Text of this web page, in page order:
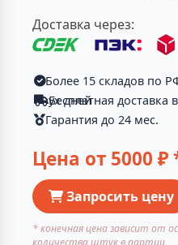
Доставка через:
Более 15 складов по
Бесплатная доставка в Санкт-Петербург от 2-ух дней
Гарантия до 24 мес.
Цена от 5000 ₽
Запросить цену
* конечная цена зависит от
количества штук в партии